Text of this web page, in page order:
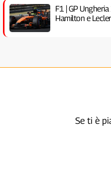
F1 | GP
Hamilton e
Se ti è